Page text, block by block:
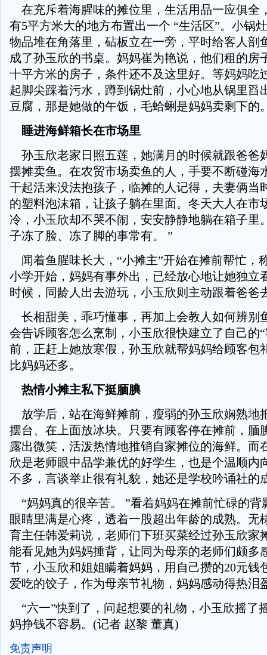
在充斥着海腥味的摊位里，生活用品一应俱全
有5平方米大的地方布置出一个 “生活区”。小锅
物品堆在角落里，砧板立在一旁，平时给客人剖
成了孙玉欣的书桌。妈妈崔为艳说，他们租的房
十平方米的房子，条件还不及这里好。等妈妈吃
起脚尖踩着污水，蹲到锅灶前，小心地从锅里舀
豆腐，那是她做的午饭，毛蛤蜊是妈妈卖剩下的
睡进海鲜箱长在市场里
孙玉欣老家日照五莲，她满月的时候就跟爸爸
摆摊卖鱼。在农贸市场卖鱼的人，手要不断碰海
干起活来没法抱孩子，临摊的人记得，夫妻俩当
的塑料泡沫箱，让孩子躺在里面。冬天大人在市
冷，小玉欣却不哭不闹，安安静静地躺在箱子里
子冻了脸、冻了脚的事常有。 ”
闻着鱼腥味长大，“小摊主”开始在摊前帮忙，
小学开始，妈妈有事外出，已经放心地让她独立
时候，同龄人出去游玩，小玉欣则主动跟着爸爸
长相甜美，乖巧懂事，再加上会教人如何辨别
会告诉顾客怎么烹制，小玉欣很快建立了自己的
前，正赶上她放寒假，孙玉欣就帮妈妈给顾客包
比妈妈还多。
热情小摊主私下挺腼腆
放学后，站在海鲜摊前，瘦弱的孙玉欣娴熟地
摆台、在上面放冰块。只要有顾客停在摊前，腼
露出微笑，活泼热情地推销自家摊位的海鲜。而
欣是老师眼中品学兼优的好学生，也是个温顺内
不多，言谈举止很有礼貌，她还是学校吟诵社的
“妈妈真的很辛苦。 ”看着妈妈在摊前忙碌的背
眼睛里满是心疼，透着一股超出年龄的成熟。无
育主任韩爱莉说，老师们下班买菜经过孙玉欣家
能看见她为妈妈捶背，让同为母亲的老师们颇多
节，小玉欣和姐姐瞒着妈妈，用自己攒的20元钱
爱吃的饺子，作为母亲节礼物，妈妈感动得热泪
“六一”快到了，问起想要的礼物，小玉欣摇了
妈挣钱不容易。(记者 赵黎 董真)
免责声明